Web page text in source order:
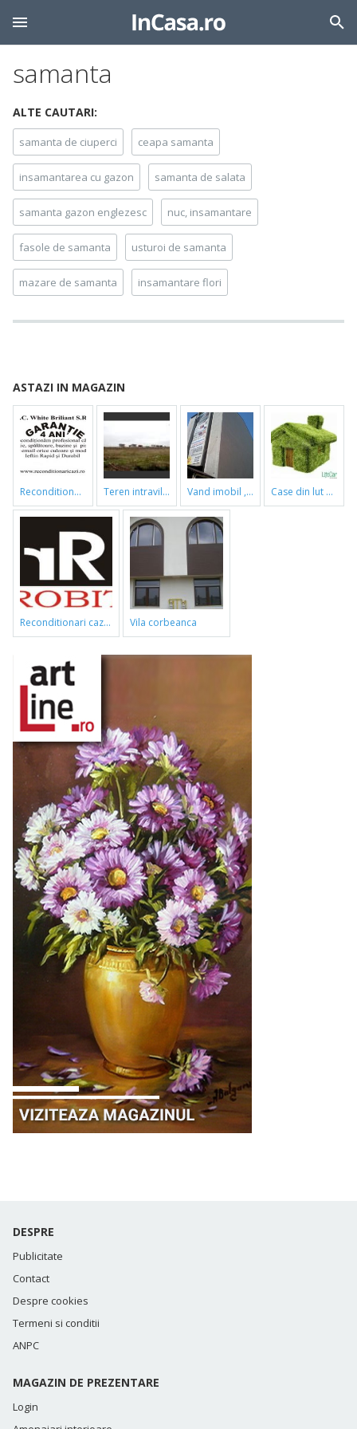
samanta
ALTE CAUTARI:
samanta de ciuperci ceapa samanta
insamantarea cu gazon samanta de salata
samanta gazon englezesc nuc, insamantare
fasole de samanta usturoi de samanta
mazare de samanta insamantare flori
ASTAZI IN MAGAZIN
reconditionari cazi de baie teren intravilan vand imobil ,790m,piata gorjului,pret negociabil case din lut si paie
reconditionari cazi de baie vila corbeanca
DESPRE
Publicitate
Contact
Despre cookies
Termeni si conditii
ANPC
MAGAZIN DE PREZENTARE
Login